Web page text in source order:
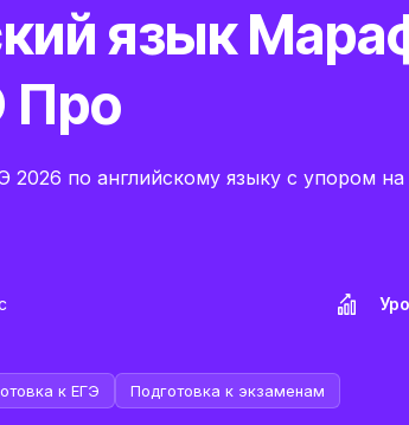
язык
Про
2026 по английскому языку с упором
к ЕГЭ Подготовка к экзаменам